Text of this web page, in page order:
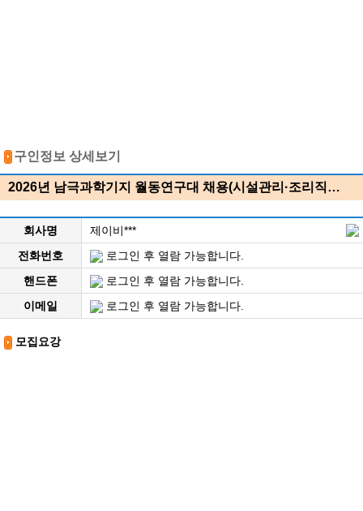
구인정보 상세보기
2026년 남극과학기지 월동연구대 채용(시설관리·조리직…
회사명
제이비***
전화번호
로그인 후 열람 가능합니다.
핸드폰
로그인 후 열람 가능합니다.
이메일
로그인 후 열람 가능합니다.
모집요강